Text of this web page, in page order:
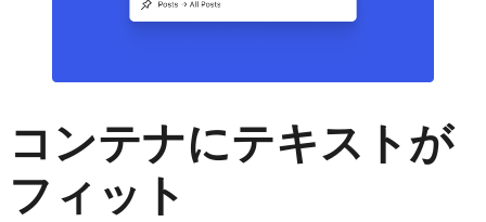
コンテナにテキストが
フィット